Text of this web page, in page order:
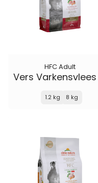
HFC Adult
1.2 kg 8 kg